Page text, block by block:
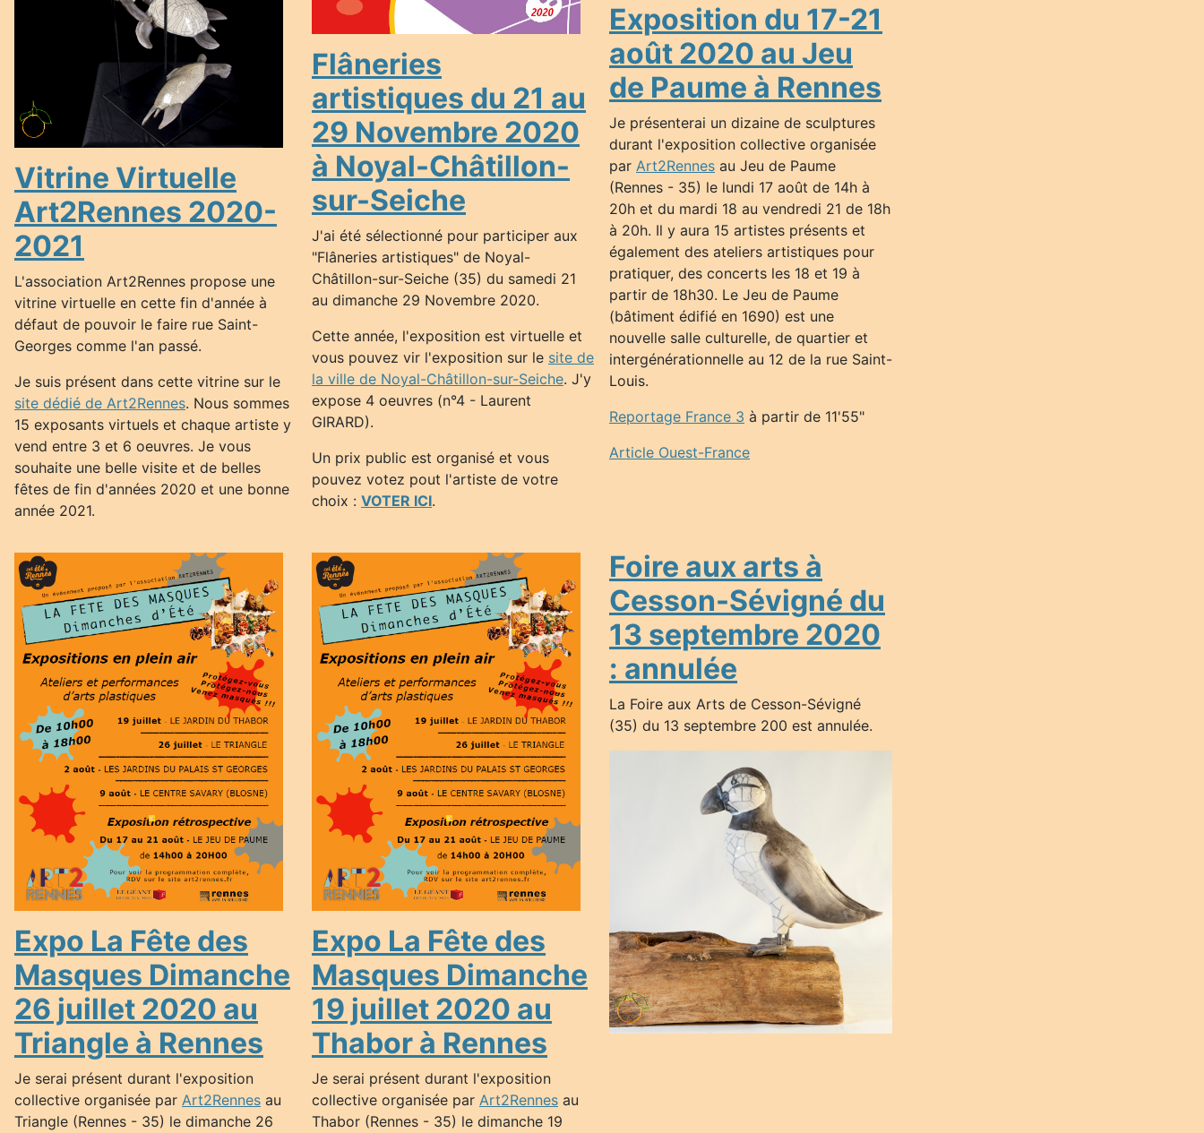
Vitrine Virtuelle
Art2Rennes 2020-
2021
L'association Art2Rennes propose une
vitrine virtuelle en cette fin d'année à
défaut de pouvoir le faire rue Saint-
Georges comme l'an passé.
Je suis présent dans cette vitrine sur le
site dédié de Art2Rennes. Nous sommes
15 exposants virtuels et chaque artiste y
vend entre 3 et 6 oeuvres. Je vous
souhaite une belle visite et de belles
fêtes de fin d'années 2020 et une bonne
année 2021.
Flâneries
artistiques du 21 au
29 Novembre 2020
à Noyal-Châtillon-
sur-Seiche
J'ai été sélectionné pour participer aux
"Flâneries artistiques" de Noyal-
Châtillon-sur-Seiche (35) du samedi 21
au dimanche 29 Novembre 2020.
Cette année, l'exposition est virtuelle et
vous pouvez vir l'exposition sur le site de
la ville de Noyal-Châtillon-sur-Seiche. J'y
expose 4 oeuvres (n°4 - Laurent
GIRARD).
Un prix public est organisé et vous
pouvez votez pout l'artiste de votre
choix : VOTER ICI.
Exposition du 17-21
août 2020 au Jeu
de Paume à Rennes
Je présenterai un dizaine de sculptures
durant l'exposition collective organisée
par Art2Rennes au Jeu de Paume
(Rennes - 35) le lundi 17 août de 14h à
20h et du mardi 18 au vendredi 21 de 18h
à 20h. Il y aura 15 artistes présents et
également des ateliers artistiques pour
pratiquer, des concerts les 18 et 19 à
partir de 18h30. Le Jeu de Paume
(bâtiment édifié en 1690) est une
nouvelle salle culturelle, de quartier et
intergénérationnelle au 12 de la rue Saint-
Louis.
Reportage France 3 à partir de 11'55"
Article Ouest-France
Expo La Fête des
Masques Dimanche
26 juillet 2020 au
Triangle à Rennes
Je serai présent durant l'exposition
collective organisée par Art2Rennes au
Triangle (Rennes - 35) le dimanche 26
Expo La Fête des
Masques Dimanche
19 juillet 2020 au
Thabor à Rennes
Je serai présent durant l'exposition
collective organisée par Art2Rennes au
Thabor (Rennes - 35) le dimanche 19
Foire aux arts à
Cesson-Sévigné du
13 septembre 2020
: annulée
La Foire aux Arts de Cesson-Sévigné
(35) du 13 septembre 200 est annulée.